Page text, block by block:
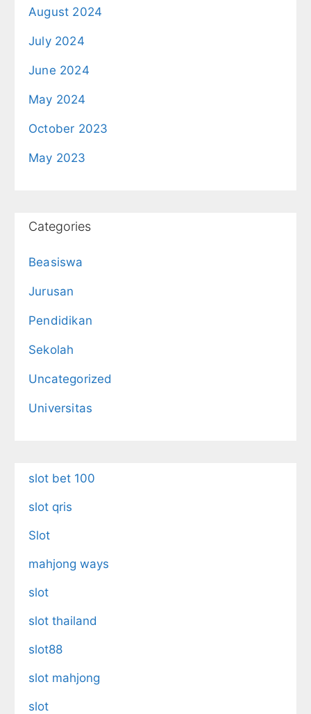
August 2024
July 2024
June 2024
May 2024
October 2023
May 2023
Categories
Beasiswa
Jurusan
Pendidikan
Sekolah
Uncategorized
Universitas
slot bet 100
slot qris
Slot
mahjong ways
slot
slot thailand
slot88
slot mahjong
slot